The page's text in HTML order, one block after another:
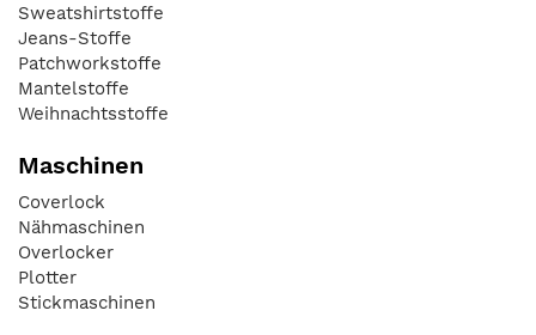
Sweatshirtstoffe
Jeans-Stoffe
Patchworkstoffe
Mantelstoffe
Weihnachtsstoffe
Maschinen
Coverlock
Nähmaschinen
Overlocker
Plotter
Stickmaschinen